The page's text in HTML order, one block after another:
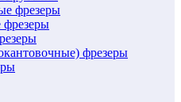
фрезеры
фрезеры